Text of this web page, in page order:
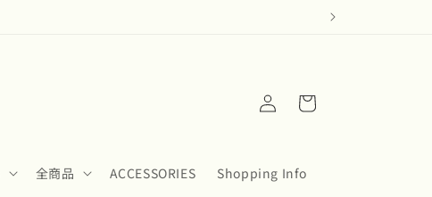
全商品 ACCESSORIES Shopping Info
グ
イ
ー